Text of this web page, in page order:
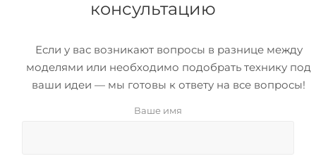
консультацию
Если у вас возникают вопросы в разнице между
моделями или необходимо подобрать технику под
ваши идеи — мы готовы к ответу на все вопросы!
Ваше имя